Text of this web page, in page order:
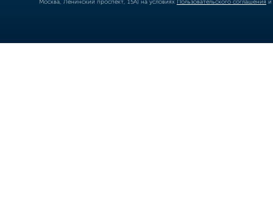
Москва, Ленинский проспект, 15А) на условиях Пользовательского соглашения и